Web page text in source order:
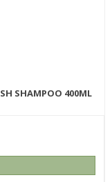
SHAMPOO 400ML